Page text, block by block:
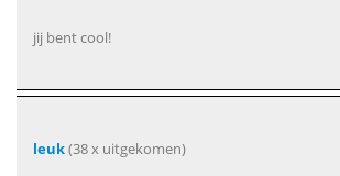
jij bent cool!
leuk(38 x uitgekomen)